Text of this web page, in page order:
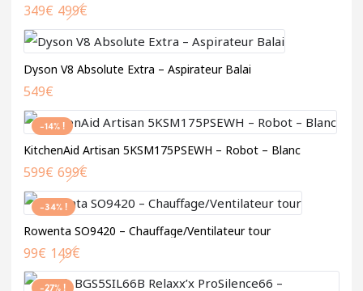
499€
349€
Dyson V8 Absolute Extra – Aspirateur Balai
549€
-14% !
KitchenAid Artisan 5KSM175PSEWH – Robot – Blanc
699€
599€
-34% !
Rowenta SO9420 – Chauffage/Ventilateur tour
149€
99€
-27% !